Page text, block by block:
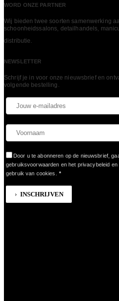
WORD ONZE PARTNER
Wij bieden twee soorten samenwerking
schoonheidssalons, detailhandels,
distributie.
NEWSLETTER
Schrijf je in voor onze nieuwsbrief en
volgende bestelling.​
Door u te abonneren op de nieuwsbrief,
gebruiksvoorwaarden en het privacybeleid
gebruik van cookies.
*
INSCHRIJVEN